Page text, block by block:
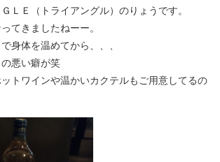
ＬＥ（トライアングル）のりょうです。
てきましたねーー。
身体を温めてから、、、
悪い癖が笑
ットワインや温かいカクテルもご用意してるの